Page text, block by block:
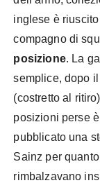
inglese è
compagno di
posizione. La
semplice, dopo
(costretto al
posizioni perse
pubblicato una
Sainz per
rimbalzavano